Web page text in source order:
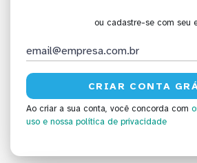
ou cadastre-se com seu
Ao criar a sua conta, você concorda com
uso e nossa política de privacidade